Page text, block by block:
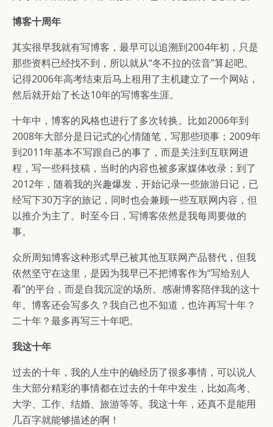
博客十周年
其实很早我就有写博客，最早可以追溯到2004年初，只是
那些资料已经找不到，所以就从“冬不拉的弦音”算起吧。
记得2006年高考结束后马上租用了主机建立了一个网站，
然后就开始了长达10年的写博客生涯。
十年中，博客的风格也进行了多次转换。比如2006年到
2008年大部分是日记式的心情随笔，写那些琐事；2009年
到2011年基本不写跟自己的事了，而是关注到互联网进
程，写一些科技稿，当时的内容也被多家媒体收录；到了
2012年，随着我的兴趣爆发，开始记录一些旅游日记，已
经写下30万字的旅记，同时也会兼顾一些互联网内容，但
以推介为主了。时至今日，写博客依然是我每周要做的
事。
众所周知博客这种形式早已被其他互联网产品替代，但我
依然坚守在这里，是因为我早已不把博客作为“写给别人
看”的平台，而是自我沉淀的场所。感谢博客陪伴我的这十
年。博客还会写多久？我自己也不知道，也许再写十年？
二十年？最多再写三十年吧。
我这十年
过去的十年，我的人生中的确经历了很多事情，可以说人
生大部分精彩的事情都在过去的十年中发生，比如高考、
大学、工作、结婚、旅游等等。我这十年，还真不是能用
几百字就能够描述的啊！